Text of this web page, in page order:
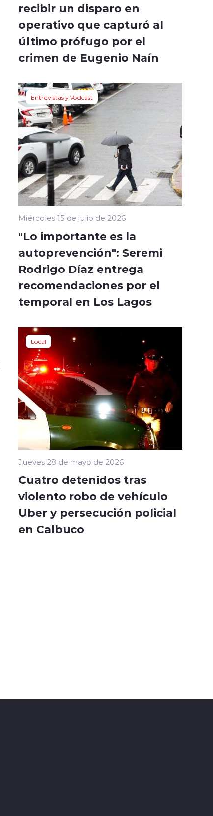
recibir un disparo en
operativo que capturó al
último prófugo por el
crimen de Eugenio Naín
Entrevistas y Vodcast
Miércoles 15 de julio de 2026
"Lo importante es la
autoprevención": Seremi
Rodrigo Díaz entrega
recomendaciones por el
temporal en Los Lagos
Local
Jueves 28 de mayo de 2026
Cuatro detenidos tras
violento robo de vehículo
Uber y persecución policial
en Calbuco